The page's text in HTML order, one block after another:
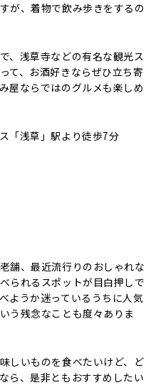
が、着物で飲み歩きをするの
、浅草寺などの有名な観光ス
て、お酒好きならぜひ立ち寄
屋ならではのグルメも楽しめ
「浅草」駅より徒歩7分
舗、最近流行りのおしゃれな
られるスポットが目白押しで
ようか迷っているうちに人気
う残念なことも度々ありま
しいものを食べたいけど、ど
ら、是非ともおすすめしたい